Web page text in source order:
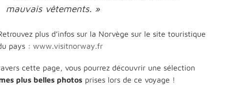
mauvais vêtements. »
plus d’infos sur la Norvège sur le site touristique
pays : www.visitnorway.fr
cette page, vous pourrez découvrir une sélection
plus belles photos prises lors de ce voyage !